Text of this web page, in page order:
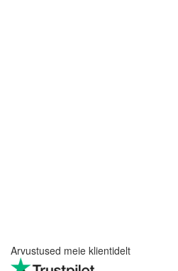
Arvustused meie klientidelt